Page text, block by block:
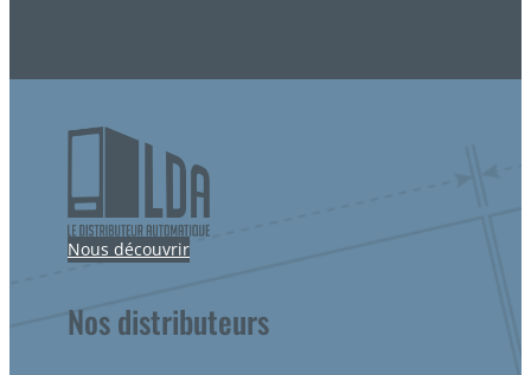
Nous découvrir
Nos distributeurs